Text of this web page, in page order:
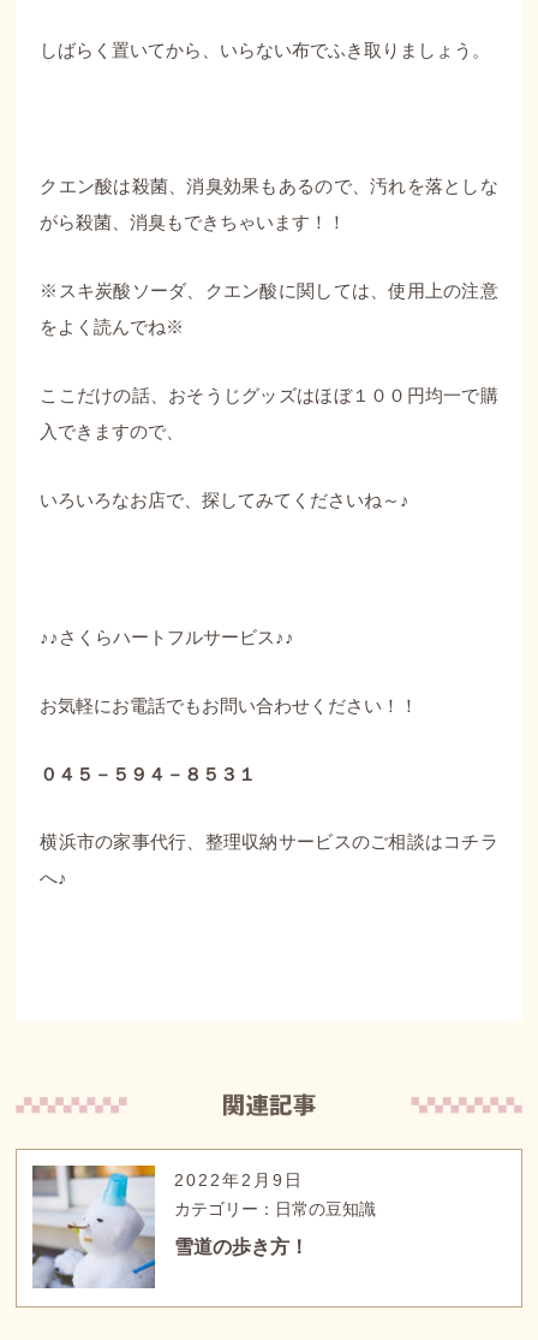
しばらく置いてから、いらない布でふき取りましょう。
クエン酸は殺菌、消臭効果もあるので、汚れを落としな
がら殺菌、消臭もできちゃいます！！
※スキ炭酸ソーダ、クエン酸に関しては、使用上の注意
をよく読んでね※
ここだけの話、おそうじグッズはほぼ１００円均一で購
入できますので、
いろいろなお店で、探してみてくださいね～♪
♪♪さくらハートフルサービス♪♪
お気軽にお電話でもお問い合わせください！！
０４５－５９４－８５３１
横浜市の家事代行、整理収納サービスのご相談はコチラ
へ♪
2022年2月9日
カテゴリー：日常の豆知識
雪道の歩き方！